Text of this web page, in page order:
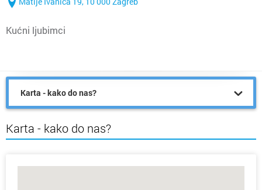
Kućni ljubimci
Karta - kako do nas?
Karta - kako do nas?